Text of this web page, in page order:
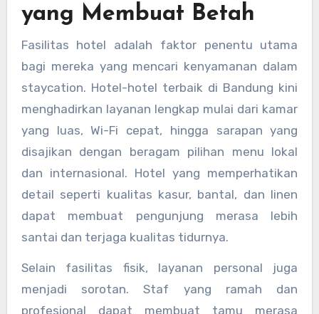
yang Membuat Betah
Fasilitas hotel adalah faktor penentu utama
bagi mereka yang mencari kenyamanan dalam
staycation. Hotel-hotel terbaik di Bandung kini
menghadirkan layanan lengkap mulai dari kamar
yang luas, Wi-Fi cepat, hingga sarapan yang
disajikan dengan beragam pilihan menu lokal
dan internasional. Hotel yang memperhatikan
detail seperti kualitas kasur, bantal, dan linen
dapat membuat pengunjung merasa lebih
santai dan terjaga kualitas tidurnya.
Selain fasilitas fisik, layanan personal juga
menjadi sorotan. Staf yang ramah dan
profesional dapat membuat tamu merasa